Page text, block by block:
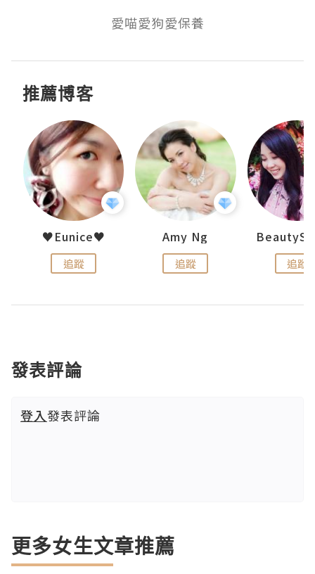
愛喵愛狗愛保養
推薦博客
♥Eunice♥
追蹤
Amy Ng
追蹤 追蹤
發表評論
登入發表評論
更多女生文章推薦